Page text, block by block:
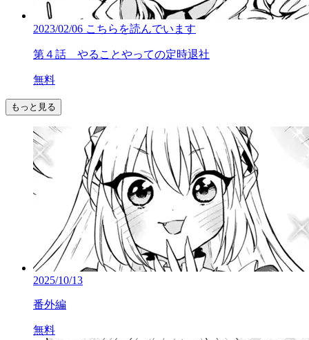
2023/02/06 こちらを読んでいます
第４話 やることやっての定時退社
無料
もっと見る
2025/10/13
番外編
無料